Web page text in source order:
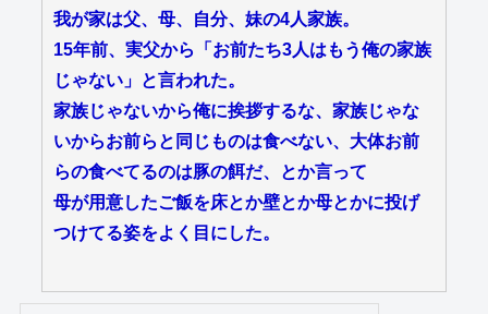
我が家は父、母、自分、妹の4人家族。
15年前、実父から「お前たち3人はもう俺の家族
じゃない」と言われた。
家族じゃないから俺に挨拶するな、家族じゃな
いからお前らと同じものは食べない、大体お前
らの食べてるのは豚の餌だ、とか言って
母が用意したご飯を床とか壁とか母とかに投げ
つけてる姿をよく目にした。